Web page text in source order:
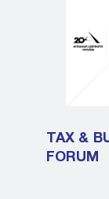
TAX &
FORUM